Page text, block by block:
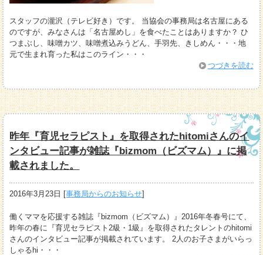
スタッフの瀧沢（テレビ好き）です。 当協会の事務局は名古屋にある
のですが、みなさんは「名古屋めし」を食べたことはありますか？ ひ
つまぶし、味噌カツ、味噌煮込みうどん、手羽先、きしめん・・・地
元で生まれ育った私はこのライン・・・
つづきを読む
昨年『育児セラピスト』を取得されたhitomiさんのイ
ンタビュー記事が雑誌『bizmom（ビズマム）』に掲
載されました。
2016年3月23日 [事務局からのお知らせ]
働くママを応援する雑誌『bizmom（ビズマム）』2016年冬春号にて、
昨年の春に『育児セラピスト2級・1級』を取得されたタレントのhitomi
さんのインタビュー記事が掲載されています。 2人のお子さまがいらっ
しゃるhi・・・